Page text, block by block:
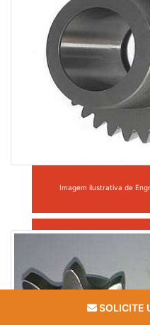
Imagem ilustrativa de
SOLICITE